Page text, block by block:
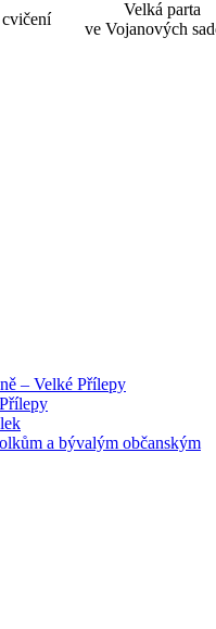
Velká parta
ve Vojanových
– Velké Přílepy
a bývalým občanským